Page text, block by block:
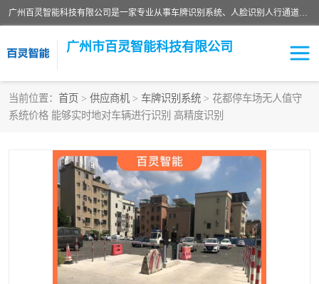
广州百灵智能科技有限公司是一家专业从事车牌识别系统、人脸识别人行通道、安防监控交通设施、停车场智能管理系统、停车场云平台、车牌识别一体机、自动道闸、通道设备、交通设施及交通划线等产品研发、生产和销售的高新技术企业。
广州市百灵智能科技有限公司
当前位置： 首页 > 供应商机 > 车牌识别系统 > 花都停车场无人值守
系统价格 能够实时地对车辆进行识别 高精度识别
安防监控红外报警系统 车牌识别系统
人脸识别系统